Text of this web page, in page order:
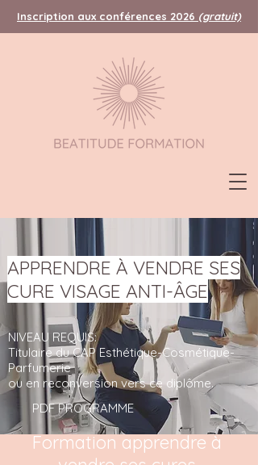
Inscription aux conférences 2026 (gratuit)
APPRENDRE À VENDRE SES
CURE VISAGE ANTI-ÂGE
NIVEAU REQUIS:
Titulaire du CAP Esthétique-Cosmétique-
Parfumerie
ou en reconversion vers ce diplôme.
PDF PROGRAMME
Formation apprendre à